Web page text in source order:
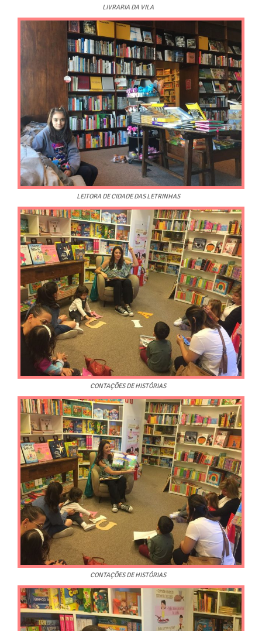
LIVRARIA DA VILA
LEITORA DE CIDADE DAS LETRINHAS
CONTAÇÕES DE HISTÓRIAS
CONTAÇÕES DE HISTÓRIAS